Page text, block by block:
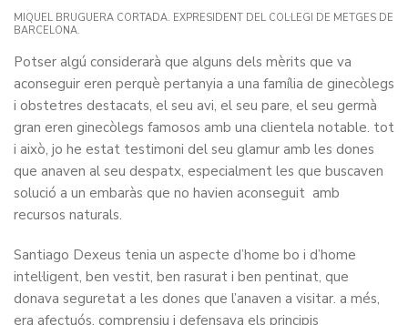
MIQUEL BRUGUERA CORTADA. EXPRESIDENT DEL COL·LEGI DE METGES DE
BARCELONA.
Potser algú considerarà que alguns dels mèrits que va
aconseguir eren perquè pertanyia a una família de ginecòlegs
i obstetres destacats, el seu avi, el seu pare, el seu germà
gran eren ginecòlegs famosos amb una clientela notable. tot
i això, jo he estat testimoni del seu glamur amb les dones
que anaven al seu despatx, especialment les que buscaven
solució a un embaràs que no havien aconseguit amb
recursos naturals.
Santiago Dexeus tenia un aspecte d’home bo i d’home
intel·ligent, ben vestit, ben rasurat i ben pentinat, que
donava seguretat a les dones que l’anaven a visitar. a més,
era afectuós, comprensiu i defensava els principis